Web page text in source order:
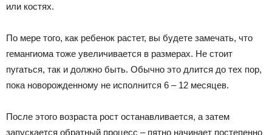
или костях.
По мере того, как ребенок растет, вы будете замечать, что
гемангиома тоже увеличивается в размерах. Не стоит
пугаться, так и должно быть. Обычно это длится до тех пор,
пока новорожденному не исполнится 6 – 12 месяцев.
После этого возраста рост останавливается, а затем
запускается обратный процесс – пятно начинает постепенно